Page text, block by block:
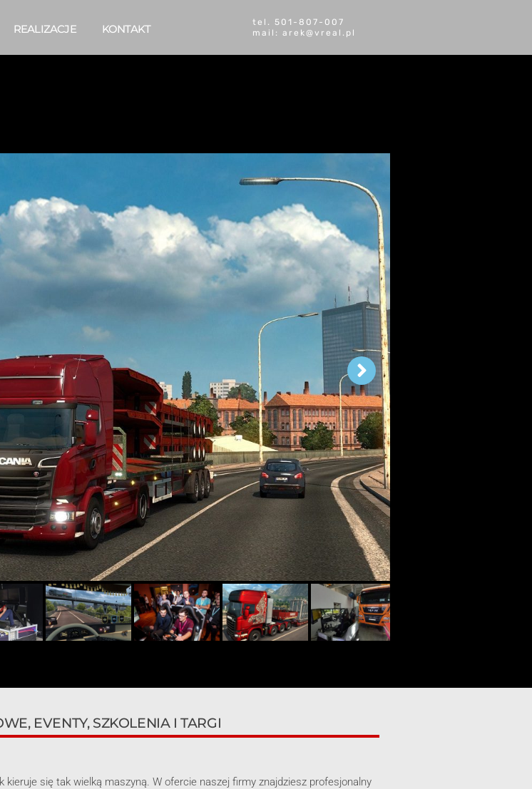
REALIZACJE KONTAKT
tel. 501-807-007
mail: arek@vreal.pl
EVENTY, SZKOLENIA I TARGI
się tak wielką maszyną. W ofercie naszej firmy znajdziesz profesjonalny